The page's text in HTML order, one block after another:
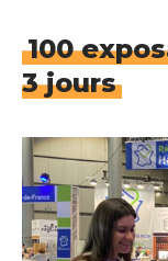
100
3 jours